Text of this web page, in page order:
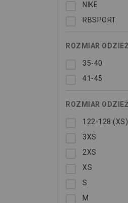
NIKE
RBSPORT
ROZMIAR
35-40
41-45
ROZMIAR
122-128 (XS)
3XS
2XS
XS
S
M